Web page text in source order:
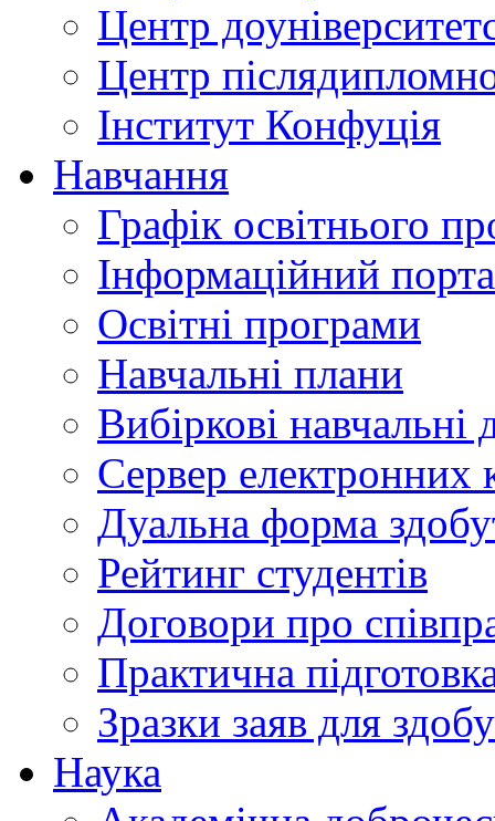
Центр
Центр
Інститут Конфуція
Навчання
Графік освітнього
Інформаційний
Освітні програми
Навчальні плани
Вибіркові навчальні
Сервер
Дуальна форма
Рейтинг студентів
Договори про
Практична
Зразки заяв для
Наука